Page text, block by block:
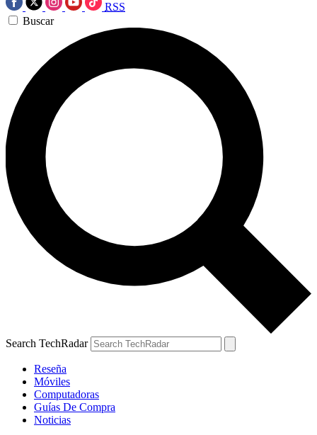
RSS
Buscar
Search TechRadar
Reseña
Móviles
Computadoras
Guías De Compra
Noticias